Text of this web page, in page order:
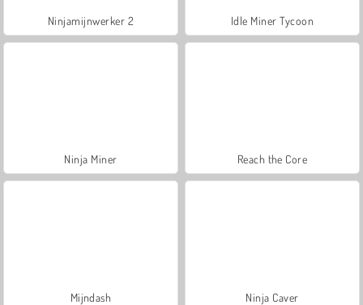
Ninjamijnwerker 2 Idle Miner Tycoon
Ninja Miner Reach the Core
Mijndash Ninja Caver